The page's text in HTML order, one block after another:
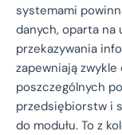
systemami
danych, oparta
przekazywania
zapewniają
poszczególnych
przedsiębiorstw i
do modułu. To z